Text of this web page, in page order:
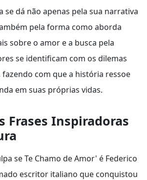
se dá não apenas pela sua narrativa
pela forma como aborda
sobre o amor e a busca pela
se identificam com os dilemas
com que a história ressoe
em suas próprias vidas.
Frases Inspiradoras
se Te Chamo de Amor' é Federico
escritor italiano que conquistou